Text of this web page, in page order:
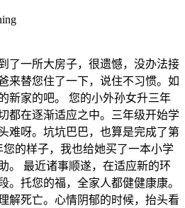
了一所大房子，很遗憾，没办法接
来替您住了一下，说住不习惯。如
新家的吧。 您的小外孙女升三年
都在逐渐适应之中。三年级开始学
难呀。坑坑巴巴，也算是完成了第
的样子，我也给她买了一本小学
。 最近诸事顺遂，在适应新的环
。托您的福，全家人都健健康康。
解死亡。心情阴郁的时候，抬头看